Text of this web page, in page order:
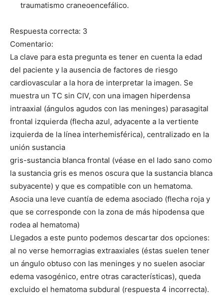
traumatismo craneoencefálico.
Respuesta correcta: 3
Comentario:
La clave para esta pregunta es tener en cuenta la edad
del paciente y la ausencia de factores de riesgo
cardiovascular a la hora de interpretar la imagen. Se
muestra un TC sin CIV, con una imagen hiperdensa
intraaxial (ángulos agudos con las meninges) parasagital
frontal izquierda (flecha azul, adyacente a la vertiente
izquierda de la línea interhemisférica), centralizado en la
unión sustancia
gris-sustancia blanca frontal (véase en el lado sano como
la sustancia gris es menos oscura que la sustancia blanca
subyacente) y que es compatible con un hematoma.
Asocia una leve cuantía de edema asociado (flecha roja y
que se corresponde con la zona de más hipodensa que
rodea al hematoma)
Llegados a este punto podemos descartar dos opciones:
al no verse hemorragias extraaxiales (éstas suelen tener
un ángulo obtuso con las meninges y no suelen asociar
edema vasogénico, entre otras características), queda
excluido el hematoma subdural (respuesta 4 incorrecta).